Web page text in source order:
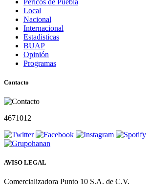
Local
Nacional
Internacional
Estadísticas
BUAP
Opinión
Programas
Contacto
4671012
AVISO LEGAL
Comercializadora Punto 10 S.A. de C.V.